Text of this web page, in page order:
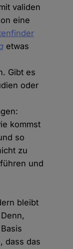
validen
eine
etwas
Gibt es
oder
kommst
so
zu
und
bleibt
dass das